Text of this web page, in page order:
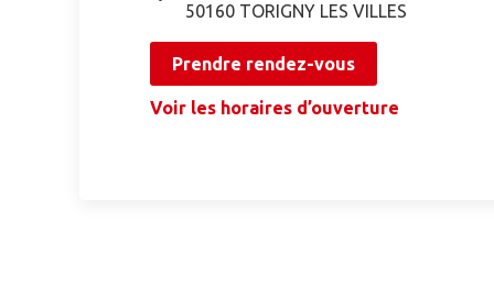
50160 TORIGNY LES VILLES
Prendre rendez-vous
Voir les horaires d’ouverture